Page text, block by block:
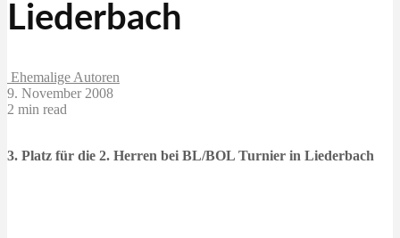
Liederbach
Ehemalige Autoren
9. November 2008
2 min read
3. Platz für die 2. Herren bei BL/BOL Turnier in Liederbach